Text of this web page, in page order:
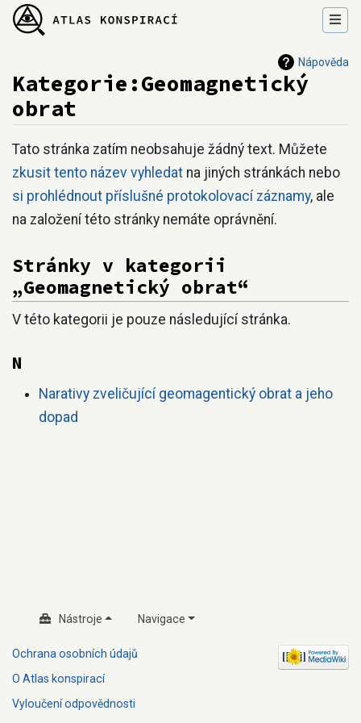
Nápověda
Kategorie:Geomagnetický
obrat
Přejít na:navigace, hledání
Tato stránka zatím neobsahuje žádný text. Můžete
zkusit tento název vyhledat na jiných stránkách nebo
si prohlédnout příslušné protokolovací záznamy, ale
na založení této stránky nemáte oprávnění.
Stránky v kategorii
„Geomagnetický obrat“
V této kategorii je pouze následující stránka.
N
Narativy zveličující geomagentický obrat a jeho
dopad
Nástroje Navigace
Ochrana osobních údajů
O Atlas konspirací
Vyloučení odpovědnosti